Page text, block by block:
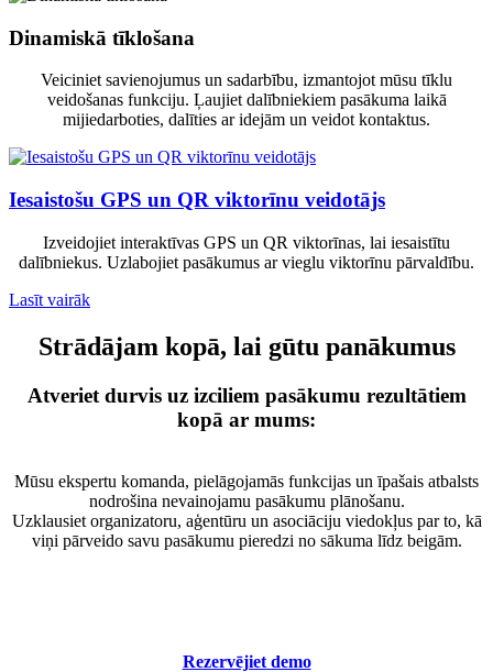
Dinamiskā tīklošana
Veiciniet savienojumus un sadarbību, izmantojot mūsu tīklu
veidošanas funkciju. Ļaujiet dalībniekiem pasākuma laikā
mijiedarboties, dalīties ar idejām un veidot kontaktus.
Iesaistošu GPS un QR viktorīnu veidotājs
Izveidojiet interaktīvas GPS un QR viktorīnas, lai iesaistītu
dalībniekus. Uzlabojiet pasākumus ar vieglu viktorīnu pārvaldību.
Lasīt vairāk
Strādājam kopā, lai gūtu panākumus
Atveriet durvis uz izciliem pasākumu rezultātiem
kopā ar mums:
Mūsu ekspertu komanda, pielāgojamās funkcijas un īpašais atbalsts
nodrošina nevainojamu pasākumu plānošanu.
Uzklausiet organizatoru, aģentūru un asociāciju viedokļus par to, kā
viņi pārveido savu pasākumu pieredzi no sākuma līdz beigām.
Rezervējiet demo